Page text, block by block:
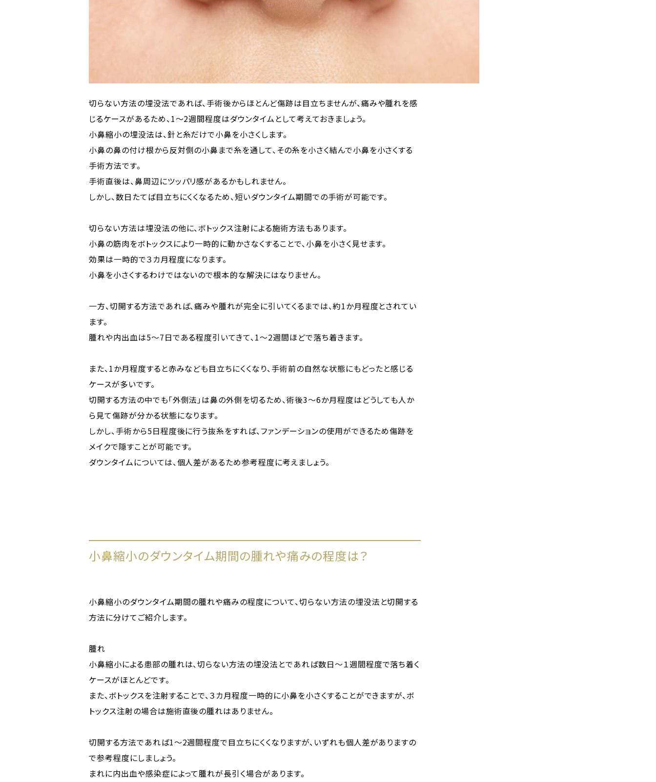
切らない方法の埋没法であれば、手術後からほとんど傷跡は目立ちませんが、痛みや腫れを感
じるケースがあるため、1～2週間程度はダウンタイムとして考えておきましょう。
小鼻縮小の埋没法は、針と糸だけで小鼻を小さくします。
小鼻の鼻の付け根から反対側の小鼻まで糸を通して、その糸を小さく結んで小鼻を小さくする
手術方法です。
手術直後は、鼻周辺にツッパリ感があるかもしれません。
しかし、数日たてば目立ちにくくなるため、短いダウンタイム期間での手術が可能です。
切らない方法は埋没法の他に、ボトックス注射による施術方法もあります。
小鼻の筋肉をボトックスにより一時的に動かさなくすることで、小鼻を小さく見せます。
効果は一時的で３カ月程度になります。
小鼻を小さくするわけではないので根本的な解決にはなりません。
一方、切開する方法であれば、痛みや腫れが完全に引いてくるまでは、約1か月程度とされてい
ます。
腫れや内出血は5～7日である程度引いてきて、1～2週間ほどで落ち着きます。
また、1か月程度すると赤みなども目立ちにくくなり、手術前の自然な状態にもどったと感じる
ケースが多いです。
切開する方法の中でも「外側法」は鼻の外側を切るため、術後3～6か月程度はどうしても人か
ら見て傷跡が分かる状態になります。
しかし、手術から5日程度後に行う抜糸をすれば、ファンデーションの使用ができるため傷跡を
メイクで隠すことが可能です。
ダウンタイムについては、個人差があるため参考程度に考えましょう。
小鼻縮小のダウンタイム期間の腫れや痛みの程度は？
小鼻縮小のダウンタイム期間の腫れや痛みの程度について、切らない方法の埋没法と切開する
方法に分けてご紹介します。
腫れ
小鼻縮小による患部の腫れは、切らない方法の埋没法とであれば数日～１週間程度で落ち着く
ケースがほとんどです。
また、ボトックスを注射することで、３カ月程度一時的に小鼻を小さくすることができますが、ボ
トックス注射の場合は施術直後の腫れはありません。
切開する方法であれば1～2週間程度で目立ちにくくなりますが、いずれも個人差がありますの
で参考程度にしましょう。
まれに内出血や感染症によって腫れが長引く場合があります。